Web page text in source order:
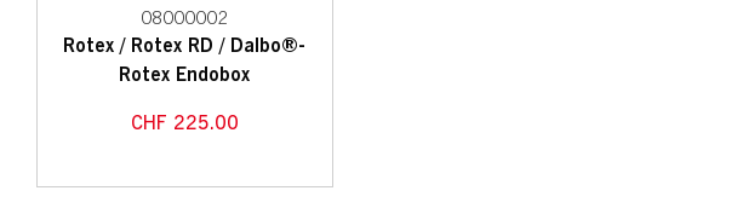
08000002
Rotex / Rotex RD / Dalbo®-
Rotex Endobox
CHF 225.00